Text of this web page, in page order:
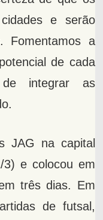
e serão
Fomentamos a
de cada
integrar as
JAG na capital
3) e colocou em
três dias. Em
de futsal,